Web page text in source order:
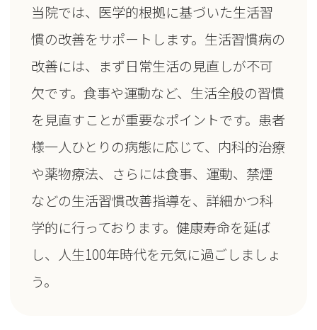
当院では、医学的根拠に基づいた生活習
慣の改善をサポートします。生活習慣病の
改善には、まず日常生活の見直しが不可
欠です。食事や運動など、生活全般の習慣
を見直すことが重要なポイントです。患者
様一人ひとりの病態に応じて、内科的治療
や薬物療法、さらには食事、運動、禁煙
などの生活習慣改善指導を、詳細かつ科
学的に行っております。健康寿命を延ば
し、人生100年時代を元気に過ごしましょ
う。